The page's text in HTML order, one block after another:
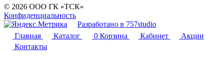
© 2026 ООО ГК «ТСК»
Конфиденциальность
Разработано в 757studio
Главная
Каталог 0 Корзина Кабинет
Акции
Контакты